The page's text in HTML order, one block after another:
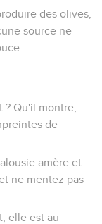
des olives,
source ne
Qu'il montre,
de
amère et
ne mentez pas
elle est au